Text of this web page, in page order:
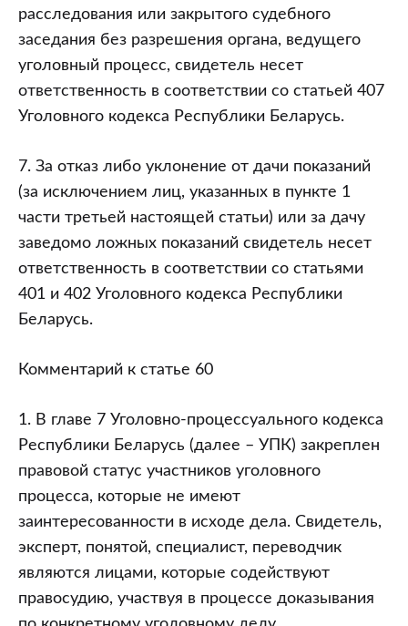
расследования или закрытого судебного
заседания без разрешения органа, ведущего
уголовный процесс, свидетель несет
ответственность в соответствии со статьей 407
Уголовного кодекса Республики Беларусь.
7. За отказ либо уклонение от дачи показаний
(за исключением лиц, указанных в пункте 1
части третьей настоящей статьи) или за дачу
заведомо ложных показаний свидетель несет
ответственность в соответствии со статьями
401 и 402 Уголовного кодекса Республики
Беларусь.
Комментарий к статье 60
1. В главе 7 Уголовно-процессуального кодекса
Республики Беларусь (далее – УПК) закреплен
правовой статус участников уголовного
процесса, которые не имеют
заинтересованности в исходе дела. Свидетель,
эксперт, понятой, специалист, переводчик
являются лицами, которые содействуют
правосудию, участвуя в процессе доказывания